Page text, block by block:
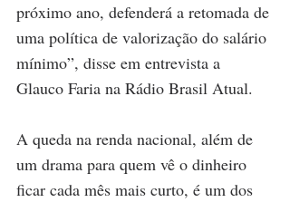
próximo ano, defenderá a retomada de
uma política de valorização do salário
mínimo”, disse em entrevista a
Glauco Faria na Rádio Brasil Atual.
A queda na renda nacional, além de
um drama para quem vê o dinheiro
ficar cada mês mais curto, é um dos